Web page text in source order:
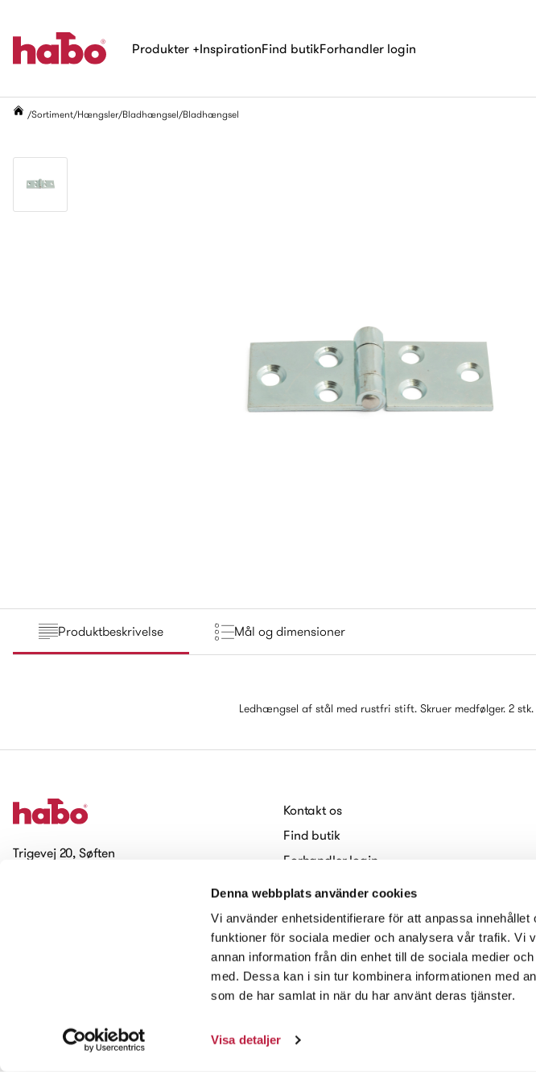
Denna webbplats använder cookies
Vi använder enhetsidentifierare för att anpassa
funktioner för sociala medier och analysera vår trafik. Vi
annan information från din enhet till de sociala medier
med. Dessa kan i sin tur kombinera informationen med
som de har samlat in när du har använt deras tjänster.
Visa detaljer
Produkter +InspirationFind butikForhandler login
Sortiment Hængsler Bladhængsel Bladhængsel
Produktbeskrivelse Mål og dimensioner
Ledhængsel af stål med rustfri stift. Skruer medfølger. 2 stk.
Trigevej 20, Søften
Kontakt os
Find butik
Forhandler login
Arbejde hos Habo
Cookies
Tilgængelighedserklæring